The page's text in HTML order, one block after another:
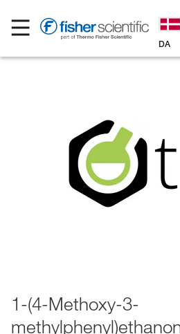
DA
1-(4-Methoxy-3-